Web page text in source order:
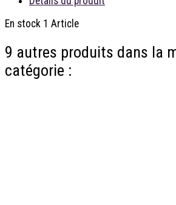
En stock 1 Article
9 autres produits dans la
catégorie :